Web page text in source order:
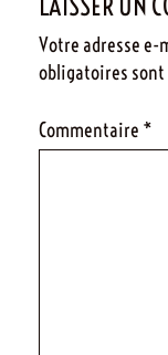
Votre adresse e-
obligatoires sont
Commentaire *